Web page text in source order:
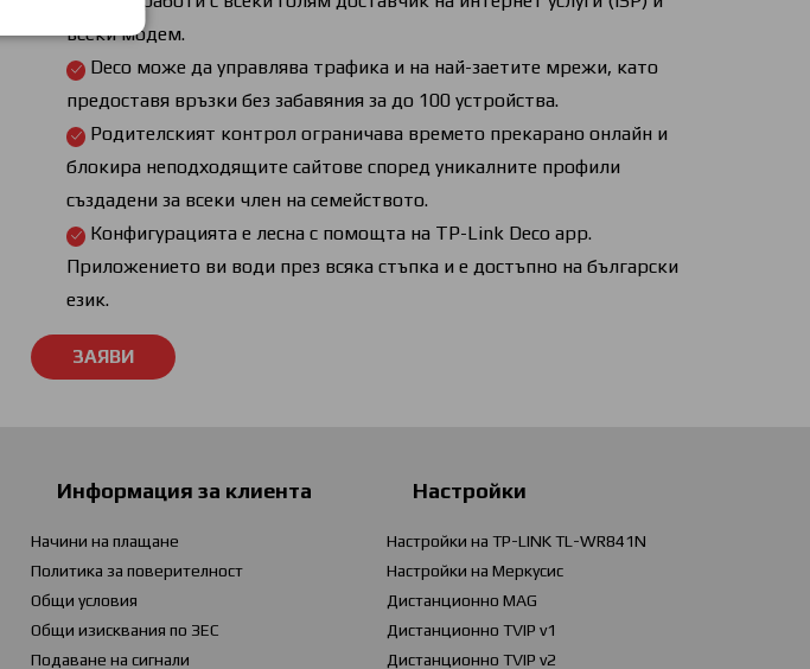
всеки модем.
Deco може да управлява трафика и на най-заетите мрежи, като
предоставя връзки без забавяния за до 100 устройства.
Родителският контрол ограничава времето прекарано онлайн и
блокира неподходящите сайтове според уникалните профили
създадени за всеки член на семейството.
Конфигурацията е лесна с помощта на TP-Link Deco app.
Приложението ви води през всяка стъпка и е достъпно на български
език.
Информация за клиента
Начини на плащане
Политика за поверителност
Общи условия
Общи изисквания по ЗЕС
Подаване на сигнали
Настройки
Настройки на TP-LINK TL-WR841N
Настройки на Меркусис
Дистанционно MAG
Дистанционно TVIP v1
Дистанционно TVIP v2